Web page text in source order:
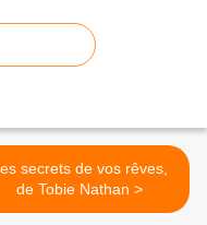
secrets de vos rêves,
de Tobie Nathan >